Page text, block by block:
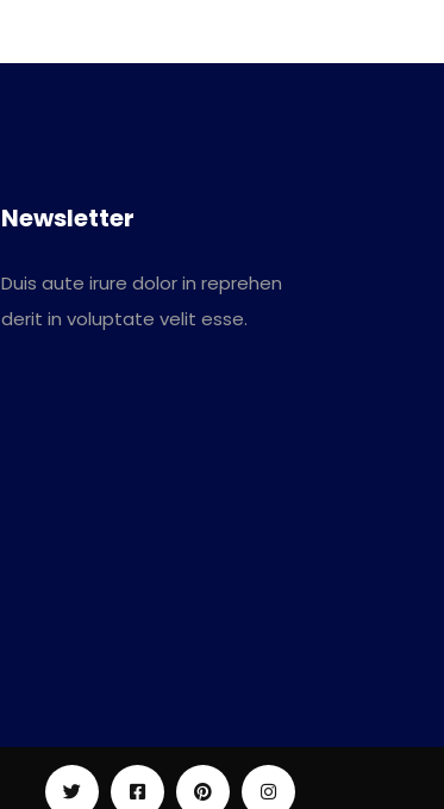
Newsletter
Duis aute irure dolor in reprehen
derit in voluptate velit esse.